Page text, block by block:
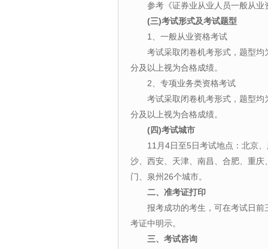
参考《证券业从业人员一般从
(三)考试形式及考试题型
1、一般从业资格考试
考试采取闭卷机考形式，题型
分及以上视为合格成绩。
2、专项业务类资格考试
考试采取闭卷机考形式，题型
分及以上视为合格成绩。
(四)考试城市
11月4日至5日考试地点：北京
沙、西安、天津、南昌、合肥、重
门、泉州26个城市。
二、准考证打印
报考成功的考生，可在考试日
考证中明示。
三、考试咨询